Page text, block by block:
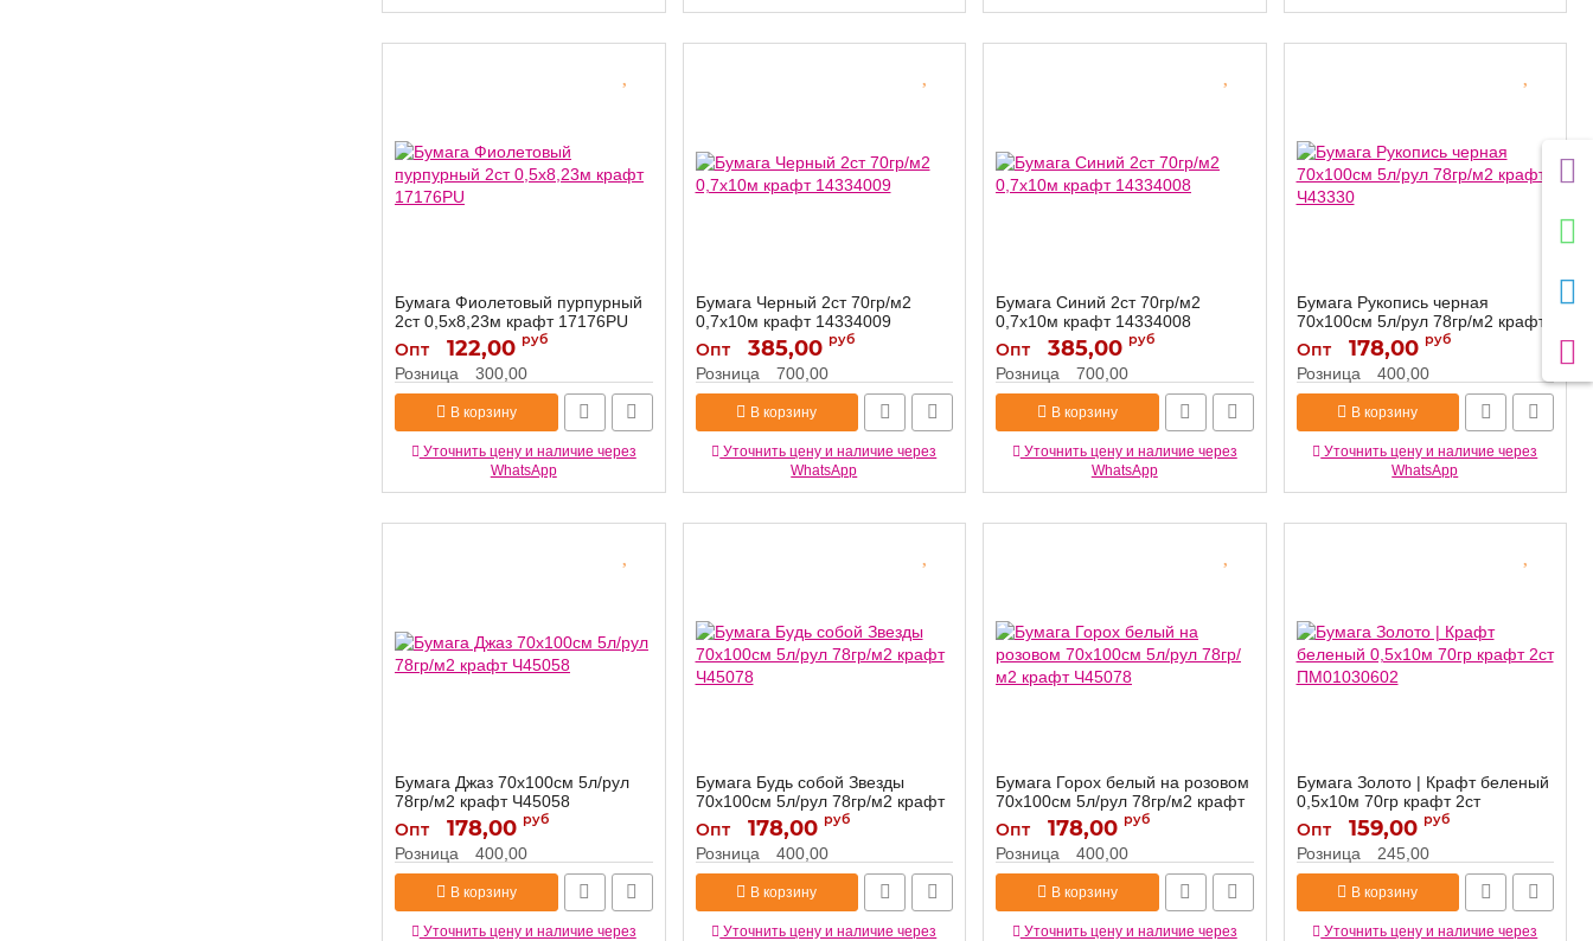
Бумага Фиолетовый пурпурный
2ст 0,5х8,23м крафт 17176PU
Артикул: 17176PU
Опт 122,00 руб
Розница 300,00
В корзину
Уточнить цену и наличие через
WhatsApp
Бумага Черный 2ст 70гр/м2
0,7х10м крафт 14334009
Артикул: 14334009
Опт 385,00 руб
Розница 700,00
В корзину
Уточнить цену и наличие через
WhatsApp
Бумага Синий 2ст 70гр/м2
0,7х10м крафт 14334008
Артикул: 14334008
Опт 385,00 руб
Розница 700,00
В корзину
Уточнить цену и наличие через
WhatsApp
Бумага Рукопись черная
70х100см 5л/рул 78гр/м2 крафт
Ч43330
Ч43330
Опт 178,00 руб
Розница 400,00
В корзину
Уточнить цену и наличие через
WhatsApp
Бумага Джаз 70х100см 5л/рул
78гр/м2 крафт Ч45058
Артикул: Ч45058
Опт 178,00 руб
Розница 400,00
В корзину
Уточнить цену и наличие через
Бумага Будь собой Звезды
70х100см 5л/рул 78гр/м2 крафт
Ч45078
Ч45078
Опт 178,00 руб
Розница 400,00
В корзину
Уточнить цену и наличие через
Бумага Горох белый на розовом
70х100см 5л/рул 78гр/м2 крафт
Ч45078
Ч45078
Опт 178,00 руб
Розница 400,00
В корзину
Уточнить цену и наличие через
Бумага Золото | Крафт беленый
0,5х10м 70гр крафт 2ст
ПМ01030602
ПМ01030602
Опт 159,00 руб
Розница 245,00
В корзину
Уточнить цену и наличие через